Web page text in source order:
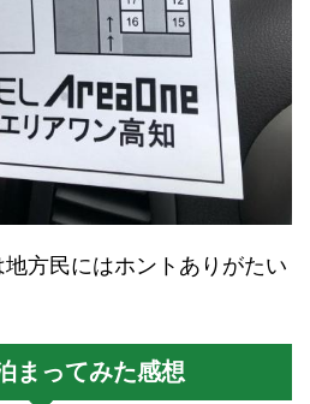
方民にはホントありがたい
まってみた感想